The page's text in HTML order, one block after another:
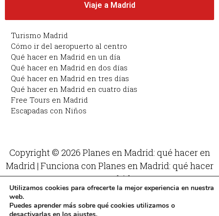
Viaje a Madrid
Turismo Madrid
Cómo ir del aeropuerto al centro
Qué hacer en Madrid en un día
Qué hacer en Madrid en dos días
Qué hacer en Madrid en tres días
Qué hacer en Madrid en cuatro días
Free Tours en Madrid
Escapadas con Niños
Copyright © 2026 Planes en Madrid: qué hacer en
Madrid | Funciona con Planes en Madrid: qué hacer
en Madrid
Utilizamos cookies para ofrecerte la mejor experiencia en nuestra
web.
Puedes aprender más sobre qué cookies utilizamos o